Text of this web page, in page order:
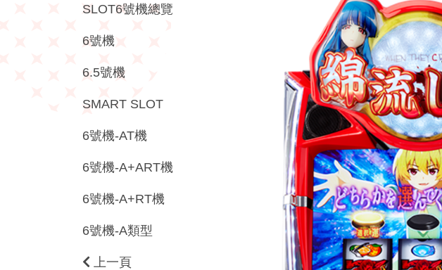
SLOT6號機總覽
6號機
6.5號機
SMART SLOT
6號機-AT機
6號機-A+ART機
6號機-A+RT機
6號機-A類型
上一頁